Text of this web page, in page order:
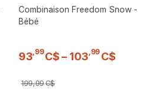
Combinaison Freedom Snow -
Bébé
93,99C$ – 103,99 C$
199,99C$